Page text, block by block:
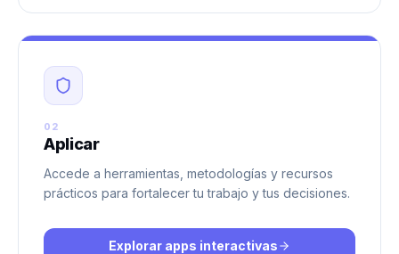
02
Aplicar
Accede a herramientas, metodologías y recursos
prácticos para fortalecer tu trabajo y tus decisiones.
Explorar apps interactivas